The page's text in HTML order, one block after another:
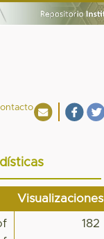
Visualizaciones
182